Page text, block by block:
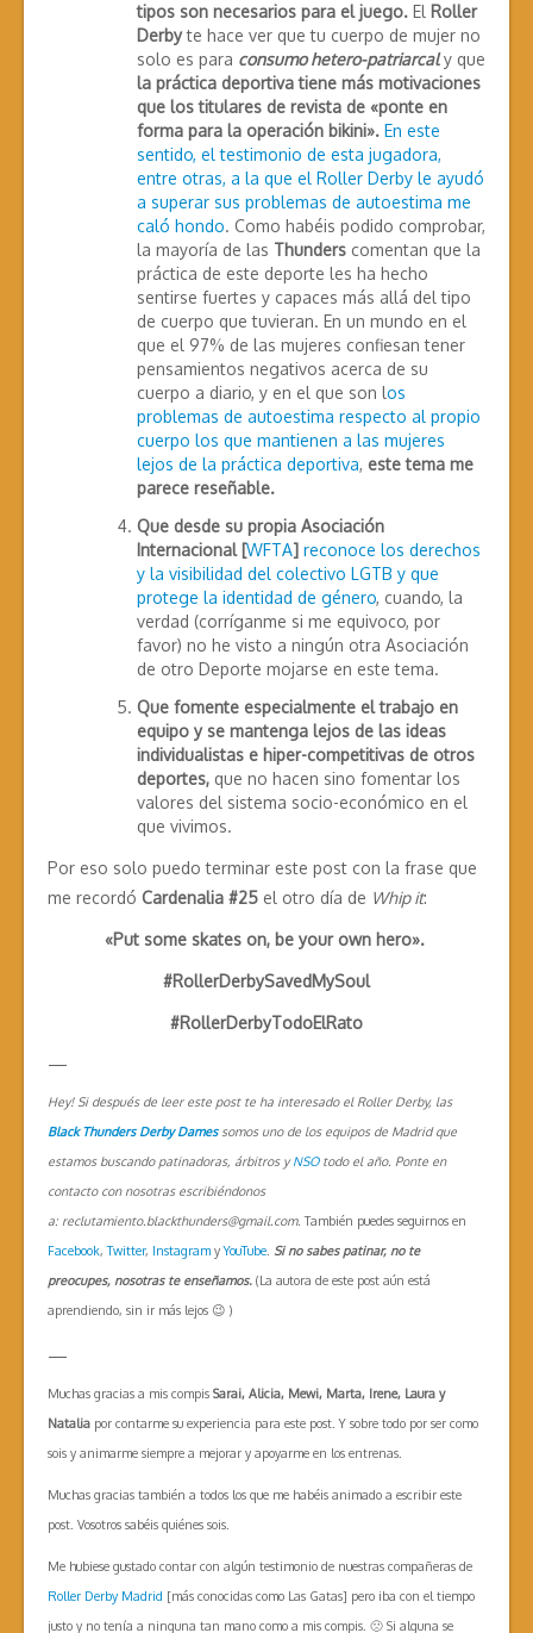
tipos son necesarios para el juego. El Roller
Derbyte hace ver que tu cuerpo de mujer no
solo es para consumo hetero-patriarcal y que
la práctica deportiva tiene más motivaciones
que los titulares de revista de «ponte en
forma para la operación bikini». En este
sentido, el testimonio de esta jugadora,
entre otras, a la que el Roller Derby le ayudó
a superar sus problemas de autoestima me
caló hondo. Como habéis podido comprobar,
la mayoría de las Thunders comentan que la
práctica de este deporte les ha hecho
sentirse fuertes y capaces más allá del tipo
de cuerpo que tuvieran. En un mundo en el
que el 97% de las mujeres confiesan tener
pensamientos negativos acerca de su
cuerpo a diario, y en el que son los
problemas de autoestima respecto al propio
cuerpo los que mantienen a las mujeres
lejos de la práctica deportiva, este tema me
parece reseñable.
Que desde su propia Asociación
Internacional [WFTA] reconoce los derechos
y la visibilidad del colectivo LGTB y que
protege la identidad de género, cuando, la
verdad (corríganme si me equivoco, por
favor) no he visto a ningún otra Asociación
de otro Deporte mojarse en este tema.
Que fomente especialmente el trabajo en
equipo y se mantenga lejos de las ideas
individualistas e hiper-competitivas de otros
deportes, que no hacen sino fomentar los
valores del sistema socio-económico en el
que vivimos.
Por eso solo puedo terminar este post con la frase que
me recordó Cardenalia #25 el otro día de Whip it:
«Put some skates on, be your own hero».
#RollerDerbySavedMySoul
#RollerDerbyTodoElRato
—
Hey! Si después de leer este post te ha interesado el Roller Derby, las
Black Thunders Derby Dames somos uno de los equipos de Madrid que
estamos buscando patinadoras, árbitros yNSO todo el año. Ponte en
contacto con nosotras escribiéndonos
a: reclutamiento.blackthunders@gmail.com.También puedes seguirnos en
Facebook,Twitter, Instagram yYouTube Si no sabes patinar, no te
preocupes, nosotras te enseñamos. (La autora de este post aún está
aprendiendo, sin ir más lejos 😉 )
—
Muchas gracias a mis compis Sarai, Alicia, Mewi, Marta, Irene, Laura y
Natalia por contarme su experiencia para este post. Y sobre todo por ser como
sois y animarme siempre a mejorar y apoyarme en los entrenas.
Muchas gracias también a todos los que me habéis animado a escribir este
post. Vosotros sabéis quiénes sois.
Me hubiese gustado contar con algún testimonio de nuestras compañeras de
Roller Derby Madrid [más conocidas como Las Gatas] pero iba con el tiempo
justo y no tenía a ninguna tan mano como a mis compis. 🙁 Si alguna se